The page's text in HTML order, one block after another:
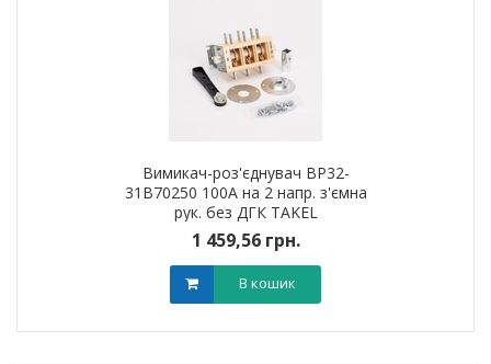
Вимикач-роз'єднувач ВР32-
31B70250 100А на 2 напр. з'ємна
рук. без ДГК TAKEL
1 459,56 грн.
В кошик